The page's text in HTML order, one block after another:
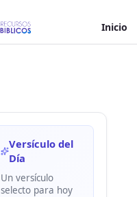
Inicio
Versículo del
Día
Un versículo
selecto para hoy